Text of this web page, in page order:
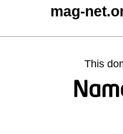
mag-
This